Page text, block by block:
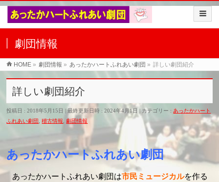
劇団情報
HOME » 劇団情報 » あったかハートふれあい劇団 » 詳しい劇団紹介
詳しい劇団紹介
投稿日 : 2018年5月15日 最終更新日時 : 2024年4月1日 カテゴリー : あったかハート
ふれあい劇団 ,稽古情報 劇団情報
あったかハートふれあい劇団
あったかハートふれあい劇団は市民ミュージカルを作る